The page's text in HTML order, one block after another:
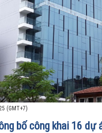
(GMT+7)
bố công khai 16 dự